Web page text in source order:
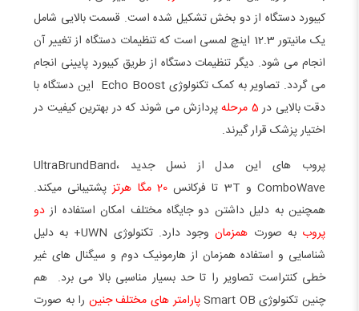
کیبورد دستگاه از دو بخش تشکیل شده است. قسمت بالایی شامل
یک مانیتور 12.3 اینچ لمسی است که تنظیمات دستگاه از تغییر آن
انجام می شود. دیگر تنظیمات دستگاه از طریق کیبورد پایینی انجام
می گردد. تصاویر به کمک تکنولوژی Echo Boost این دستگاه با
دقت بالایی در5 مرحله
پردازش می شوند که در بهترین کیفیت در
اختیار پزشک قرار گیرند.
پروب های این مدل از نسل جدید UltraBrundBand،
ComboWave و 3T تا فرکانس
20 مگا هرتز
پشتیبانی میکند.
همچنین به دلیل داشتن دو جایگاه مختلف امکان استفاده از دو
پروب به صورت همزمان
وجود دارد. تکنولوژی UWN+ به دلیل
شناسایی و استفاده همزمان از هارمونیک دوم و سیگنال های غیر
خطی کنتراست تصاویر را تا حد بسیار مناسبی بالا می برد. هم
چنین تکنولوژی Smart OB
پارامتر های مختلف جنین را به صورت